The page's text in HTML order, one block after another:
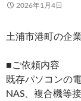
2026年1月4日
土浦市港町の企
■ご依頼内容
既存パソコンの
NAS、複合機等